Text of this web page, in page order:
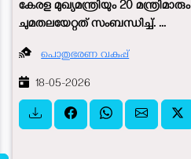
കേരള മുഖ്യമന്ത്രിയും 20 മന്ത്രിമാരും
ചുമതലയേറ്റത് സംബന്ധിച്ച്. ...
പൊതുഭരണ വകുപ്പ്
18-05-2026